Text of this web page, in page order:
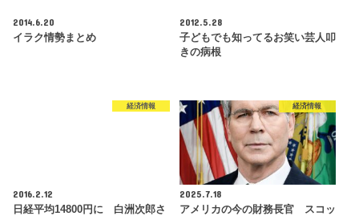
2014.6.20
イラク情勢まとめ
2012.5.28
子どもでも知ってるお笑い芸人叩
きの病根
経済情報
2016.2.12
日経平均14800円に 白洲次郎さ
経済情報
2025.7.18
アメリカの今の財務長官 スコッ